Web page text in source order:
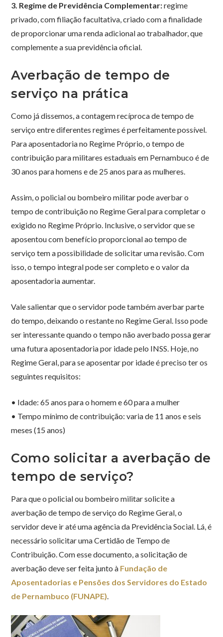
3. Regime de Previdência Complementar:regime
privado, com filiação facultativa, criado com a finalidade
de proporcionar uma renda adicional ao trabalhador, que
complemente a sua previdência oficial.
Averbação de tempo de
serviço na prática
Como já dissemos, a contagem recíproca de tempo de
serviço entre diferentes regimes é perfeitamente possível.
Para aposentadoria no Regime Próprio, o tempo de
contribuição para militares estaduais em Pernambuco é de
30 anos para homens e de 25 anos para as mulheres.
Assim, o policial ou bombeiro militar pode averbar o
tempo de contribuição no Regime Geral para completar o
exigido no Regime Próprio. Inclusive, o servidor que se
aposentou com benefício proporcional ao tempo de
serviço tem a possibilidade de solicitar uma revisão. Com
isso, o tempo integral pode ser completo e o valor da
aposentadoria aumentar.
Vale salientar que o servidor pode também averbar parte
do tempo, deixando o restante no Regime Geral. Isso pode
ser interessante quando o tempo não averbado possa gerar
uma futura aposentadoria por idade pelo INSS. Hoje, no
Regime Geral, para se aposentar por idade é preciso ter os
seguintes requisitos:
• Idade: 65 anos para o homem e 60 para a mulher
• Tempo mínimo de contribuição: varia de 11 anos e seis
meses (15 anos)
Como solicitar a averbação de
tempo de serviço?
Para que o policial ou bombeiro militar solicite a
averbação de tempo de serviço do Regime Geral, o
servidor deve ir até uma agência da Previdência Social. Lá, é
necessário solicitar uma Certidão de Tempo de
Contribuição. Com esse documento, a solicitação de
averbação deve ser feita junto à Fundação de
Aposentadorias e Pensões dos Servidores do Estado
de Pernambuco (FUNAPE).